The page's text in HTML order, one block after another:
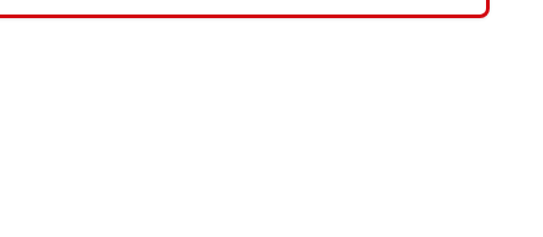
АСБ лизинг